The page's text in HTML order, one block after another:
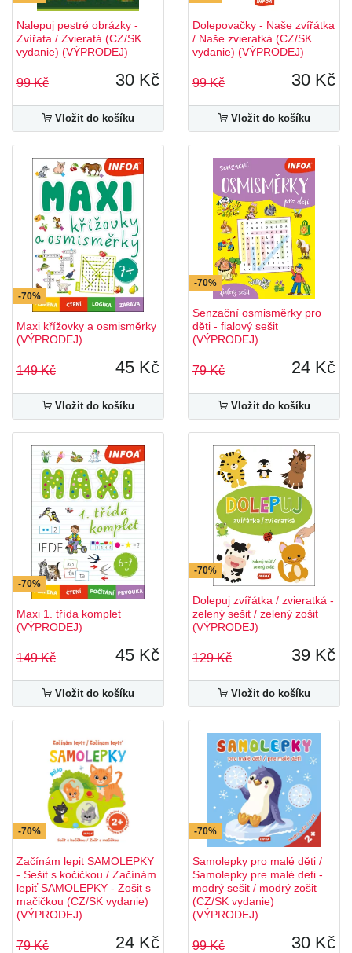
Nalepuj pestré obrázky -
Zvířata / Zvieratá (CZ/SK
vydanie) (VÝPRODEJ)
99 Kč 30 Kč
Vložit do košíku
Dolepovačky - Naše zvířátka
/ Naše zvieratká (CZ/SK
vydanie) (VÝPRODEJ)
99 Kč 30 Kč
Vložit do košíku
-70%
Maxi křížovky a osmisměrky
(VÝPRODEJ)
149 Kč 45 Kč
Vložit do košíku
-70%
Senzační osmisměrky pro
děti - fialový sešit
(VÝPRODEJ)
79 Kč 24 Kč
Vložit do košíku
-70%
Maxi 1. třída komplet
(VÝPRODEJ)
149 Kč 45 Kč
Vložit do košíku
-70%
Dolepuj zvířátka / zvieratká -
zelený sešit / zelený zošit
(VÝPRODEJ)
129 Kč 39 Kč
Vložit do košíku
-70%
Začínám lepit SAMOLEPKY
- Sešit s kočičkou / Začínám
lepiť SAMOLEPKY - Zošit s
mačičkou (CZ/SK vydanie)
(VÝPRODEJ)
79 Kč 24 Kč
-70%
Samolepky pro malé děti /
Samolepky pre malé deti -
modrý sešit / modrý zošit
(CZ/SK vydanie)
(VÝPRODEJ)
99 Kč 30 Kč